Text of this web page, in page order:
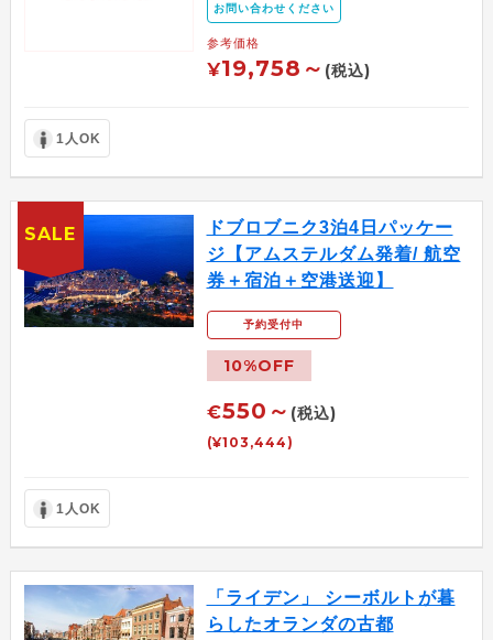
お問い合わせください
参考価格
¥19,758～ (税込)
1人OK
ドブロブニク3泊4日パッケー
ジ【アムステルダム発着/ 航空
券＋宿泊＋空港送迎】
予約受付中
10%OFF
€550～ (税込)
(¥103,444)
1人OK
SALE
「ライデン」 シーボルトが暮
らしたオランダの古都